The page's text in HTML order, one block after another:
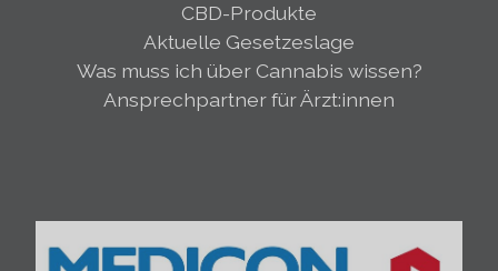
CBD-Produkte
Aktuelle Gesetzeslage
Was muss ich über Cannabis wissen?
Ansprechpartner für Ärzt:innen